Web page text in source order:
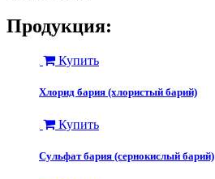
Продукция:
Купить
Хлорид бария (хлористый барий)
Купить
Сульфат бария (сернокислый барий)